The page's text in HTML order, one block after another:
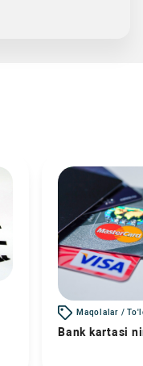
Maqolalar /
Bank kartasi